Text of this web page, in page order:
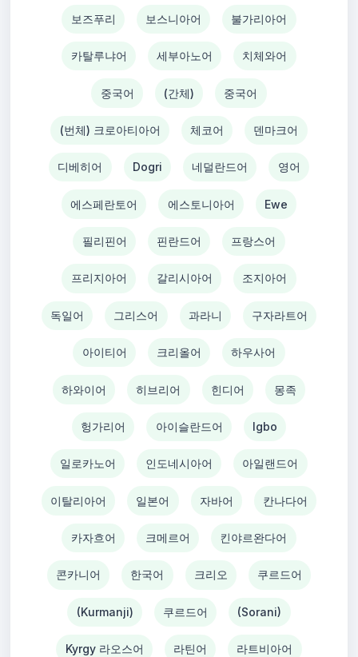
보즈푸리 보스니아어 불가리아어
카탈루냐어 세부아노어 치체와어
중국어 (간체) 중국어
(번체) 크로아티아어 체코어 덴마크어
디베히어 Dogri 네덜란드어 영어
에스페란토어 에스토니아어 Ewe
필리핀어 핀란드어 프랑스어
프리지아어 갈리시아어 조지아어
독일어 그리스어 과라니 구자라트어
아이티어 크리올어 하우사어
하와이어 히브리어 힌디어 몽족
헝가리어 아이슬란드어 Igbo
일로카노어 인도네시아어 아일랜드어
이탈리아어 일본어 자바어 칸나다어
카자흐어 크메르어 킨야르완다어
콘카니어 한국어 크리오 쿠르드어
(Kurmanji) 쿠르드어 (Sorani)
Kyrgy 라오스어 라틴어 라트비아어